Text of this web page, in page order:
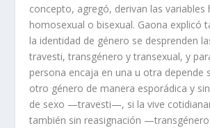
concepto, agregó, derivan las variables
homosexual o bisexual. Gaona explicó
la identidad de género se desprenden
travesti, transgénero y transexual, y
persona encaja en una u otra depende
otro género de manera esporádica y
de sexo —travesti—, si la vive
también sin reasignación